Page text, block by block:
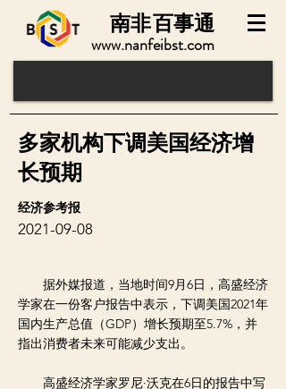
www.nanfeibst.com
百事通
南非
据外媒报道，当地时间9月6日，高盛经济
学家在一份客户报告中表示，下调美国2021年
国内生产总值（GDP）增长预期至5.7%，并
指出消费者未来可能减少支出。
高盛经济学家罗尼·沃克在6日的报告中写
经济参考报
2021-09-08
多家机构下调美国经济增
长预期